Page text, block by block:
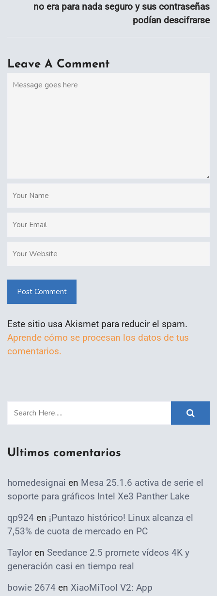
no era para nada seguro y sus contraseñas
podían descifrarse
Leave A Comment
Post Comment
Este sitio usa Akismet para reducir el spam.
Aprende cómo se procesan los datos de tus
comentarios.
Ultimos comentarios
homedesignai en Mesa 25.1.6 activa de serie el
soporte para gráficos Intel Xe3 Panther Lake
qp924 en ¡Puntazo histórico! Linux alcanza el
7,53% de cuota de mercado en PC
Taylor en Seedance 2.5 promete vídeos 4K y
generación casi en tiempo real
bowie 2674 en XiaoMiTool V2: App